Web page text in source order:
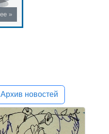
Архив новостей